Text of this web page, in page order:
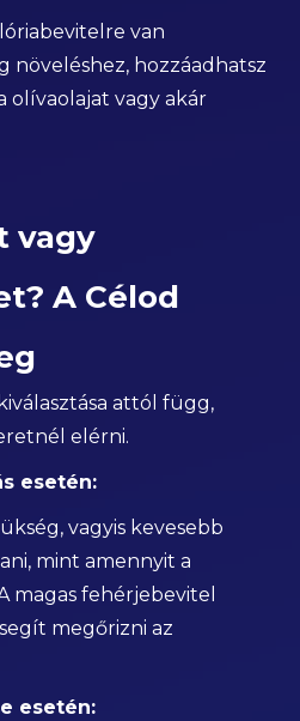
van
növeléshez, hozzáadhatsz
vagy akár
vagy
A Célod
attól függ,
elérni.
esetén:
vagyis kevesebb
mint amennyit a
magas fehérjebevitel
megőrizni az
esetén: